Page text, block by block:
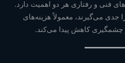
فنی و رفتاری هر دو اهمیت دارد.
می‌گیرند، معمولاً هزینه‌های
چشمگیری کاهش پیدا می‌کند.